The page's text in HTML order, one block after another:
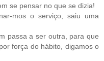
se pensar no que se dizia!
mos o serviço, saiu uma
passa a ser outra, para que
força do hábito, digamos o